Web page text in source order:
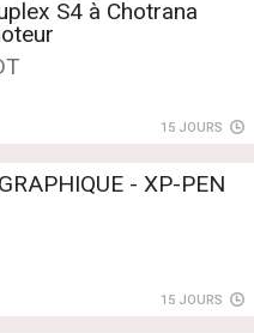
S4 à Chotrana
15 JOURS
- XP-PEN
15 JOURS